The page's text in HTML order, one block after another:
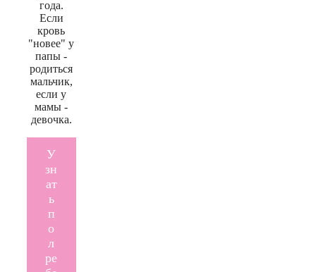
года.
Если
кровь
"новее" у
папы -
родиться
мальчик,
если у
мамы -
девочка.
У
зн
ат
ь
п
о
л
ре